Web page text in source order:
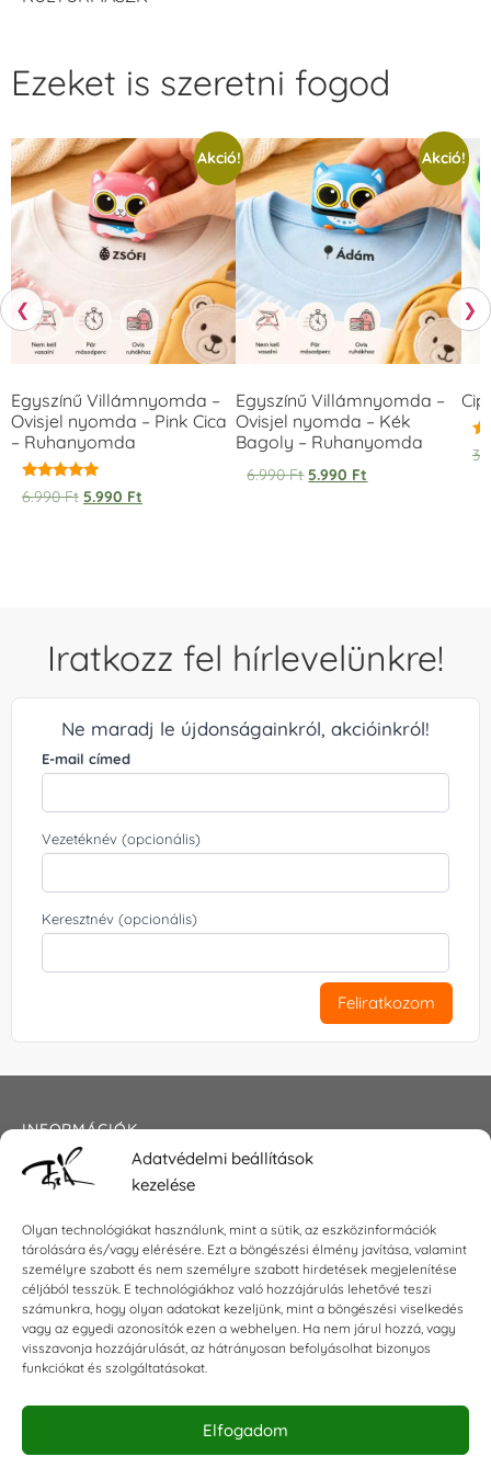
Adatvédelmi beállítások
kezelése
Olyan technológiákat használunk, mint a sütik, az eszközinformációk
tárolására és/vagy elérésére. Ezt a böngészési élmény javítása, valamint
személyre szabott és nem személyre szabott hirdetések megjelenítése
céljából tesszük. E technológiákhoz való hozzájárulás lehetővé teszi
számunkra, hogy olyan adatokat kezeljünk, mint a böngészési viselkedés
vagy az egyedi azonosítók ezen a webhelyen. Ha nem járul hozzá, vagy
visszavonja hozzájárulását, az hátrányosan befolyásolhat bizonyos
funkciókat és szolgáltatásokat.
Elfogadom
❮
Ezeket is szeretni fogod
Akció!
Egyszínű Villámnyomda –
Ovisjel nyomda – Pink Cica
– Ruhanyomda
Értékelés:
5.00
6.990Ft 5.990 Ft
Akció!
Egyszínű Villámnyomda –
Ovisjel nyomda – Kék
Bagoly – Ruhanyomda
6.990Ft 5.990 Ft
❯
Iratkozz fel hírlevelünkre!
Ne maradj le újdonságainkról, akcióinkról!
E-mail címed
Vezetéknév (opcionális)
Keresztnév (opcionális)
Feliratkozom
INFORMÁCIÓK
Általános szerződési feltételek
Impresszum
KAPCSOLAT
E-mail:shop@torokszilvi.com
Telefon: +36 30 6767872
KÖZÖSSÉGI